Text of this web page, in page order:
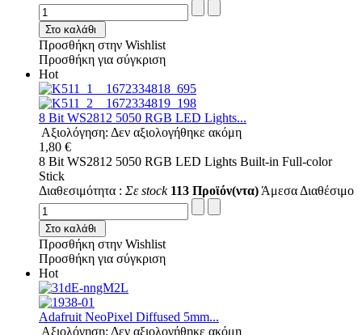
Στο καλάθι
Προσθήκη στην Wishlist
Προσθήκη για σύγκριση
Hot
8 Bit WS2812 5050 RGB LED Lights...
Αξιολόγηση: Δεν αξιολογήθηκε ακόμη
1,80 €
8 Bit WS2812 5050 RGB LED Lights Built-in Full-color
Stick
Διαθεσιμότητα : Σε stock 113 Προϊόν(ντα) Άμεσα Διαθέσιμο
Στο καλάθι
Προσθήκη στην Wishlist
Προσθήκη για σύγκριση
Hot
Adafruit NeoPixel Diffused 5mm...
Αξιολόγηση: Δεν αξιολογήθηκε ακόμη